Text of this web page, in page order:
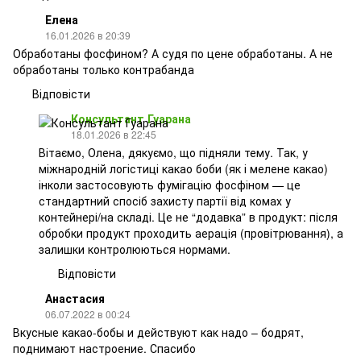
Елена
16.01.2026 в 20:39
Обработаны фосфином? А судя по цене обработаны. А не
обработаны только контрабанда
Відповісти
Консультант Гуарана
18.01.2026 в 22:45
Вітаємо, Олена, дякуємо, що підняли тему. Так, у
міжнародній логістиці какао боби (як і мелене какао)
інколи застосовують фумігацію фосфіном — це
стандартний спосіб захисту партії від комах у
контейнері/на складі. Це не “додавка” в продукт: після
обробки продукт проходить аерація (провітрювання), а
залишки контролюються нормами.
Відповісти
Анастасия
06.07.2022 в 00:24
Вкусные какао-бобы и действуют как надо – бодрят,
поднимают настроение. Спасибо